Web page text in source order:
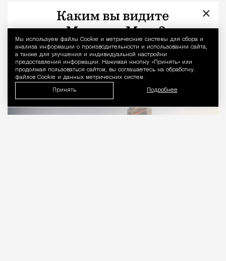
Уведомление
Мы используем файлы Сookie и метрические системы для сбора и
анализа информации о производительности и использовании сайта,
а также для улучшения и индивидуальной настройки
предоставления информации. Нажимая кнопку «Принять» или
продолжая пользоваться сайтом, вы соглашаетесь на обработку
файлов Cookie и данных метрических систем.
Принять Подробнее
«Домников» на проспекте
Сахарова
Город Николай Спиридонов
×